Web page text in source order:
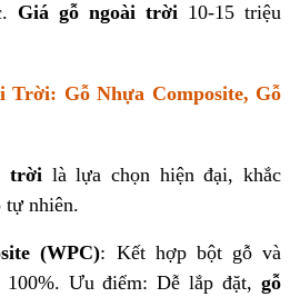
Giá gỗ ngoài trời 10-15 triệu
Trời: Gỗ Nhựa Composite, Gỗ
trời là lựa chọn hiện đại, khắc
tự nhiên.
(WPC): Kết hợp bột gỗ và
100%. Ưu điểm: Dễ lắp đặt, gỗ